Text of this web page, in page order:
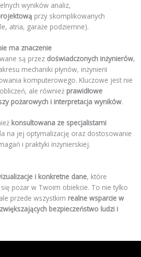
wyników analiz,
przy skomplikowanych
atria, garaże podziemne).
ma znaczenie
są przez doświadczonych inżynierów,
mechaniki płynów, inżynierii
komputerowego. Kluczowe jest nie
ale również prawidłowe
pożarowych i interpretacja wyników.
konsultowana ze specjalistami
na jej optymalizację oraz dostosowanie
i praktyki inżynierskiej.
i konkretne dane, które
pożar w Twoim obiekcie. To nie tylko
przede wszystkim realne wsparcie w
bezpieczeństwo ludzi i